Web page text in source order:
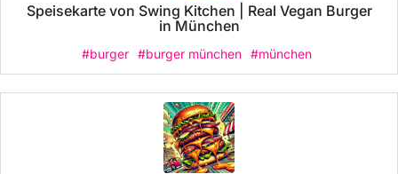
Speisekarte von Swing Kitchen | Real Vegan Burger
in München
#burger #burger münchen #münchen